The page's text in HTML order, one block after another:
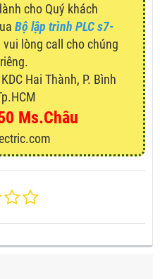
cho Quý khách
Bộ lập trình PLC s7-
lòng call cho chúng
Hai Thành, P. Bình
Ms.Châu